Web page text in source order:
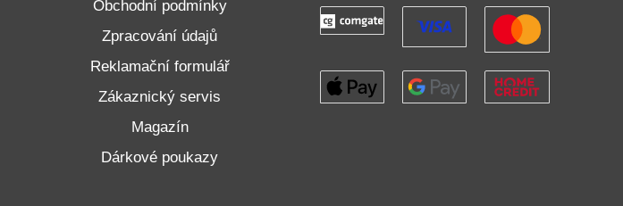
Obchodní podmínky
Zpracování údajů
Reklamační formulář
Zákaznický servis
Magazín
Dárkové poukazy